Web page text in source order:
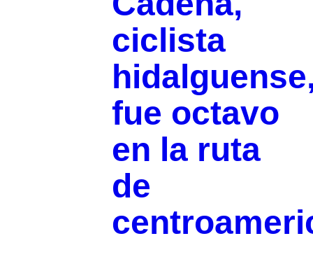
ciclista
fue octavo
en la ruta
de